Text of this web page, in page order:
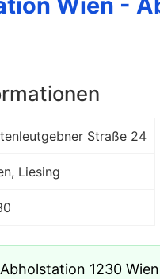
Straße 24
Liesing
1230 Wien